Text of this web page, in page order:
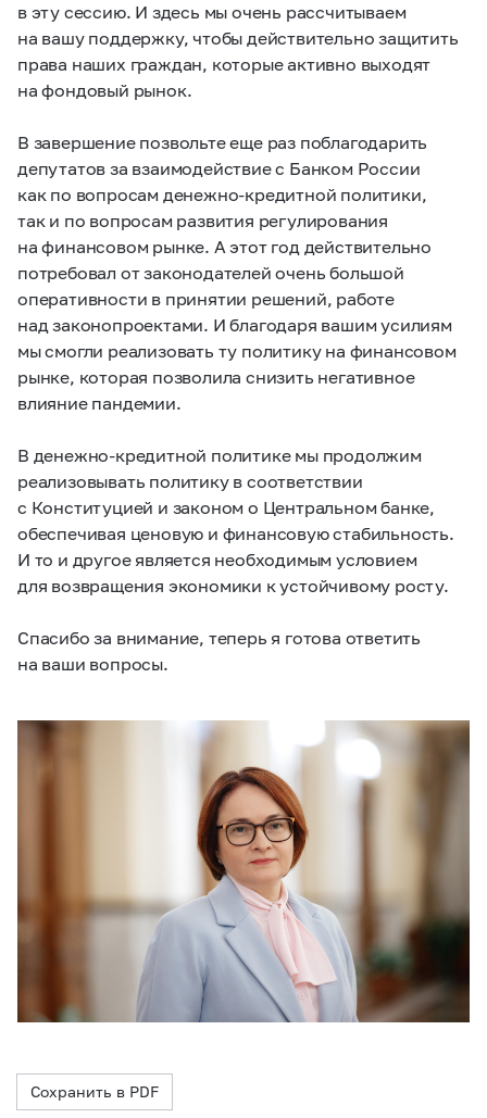
в эту сессию. И здесь мы очень рассчитываем
на вашу поддержку, чтобы действительно защитить
права наших граждан, которые активно выходят
на фондовый рынок.
В завершение позвольте еще раз поблагодарить
депутатов за взаимодействие с Банком России
как по вопросам денежно-кредитной политики,
так и по вопросам развития регулирования
на финансовом рынке. А этот год действительно
потребовал от законодателей очень большой
оперативности в принятии решений, работе
над законопроектами. И благодаря вашим усилиям
мы смогли реализовать ту политику на финансовом
рынке, которая позволила снизить негативное
влияние пандемии.
В денежно-кредитной политике мы продолжим
реализовывать политику в соответствии
с Конституцией и законом о Центральном банке,
обеспечивая ценовую и финансовую стабильность.
И то и другое является необходимым условием
для возвращения экономики к устойчивому росту.
Спасибо за внимание, теперь я готова ответить
на ваши вопросы.
Сохранить в PDF